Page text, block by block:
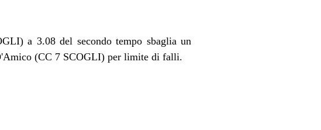
a 3.08 del secondo tempo sbaglia un
(CC 7 SCOGLI) per limite di falli.